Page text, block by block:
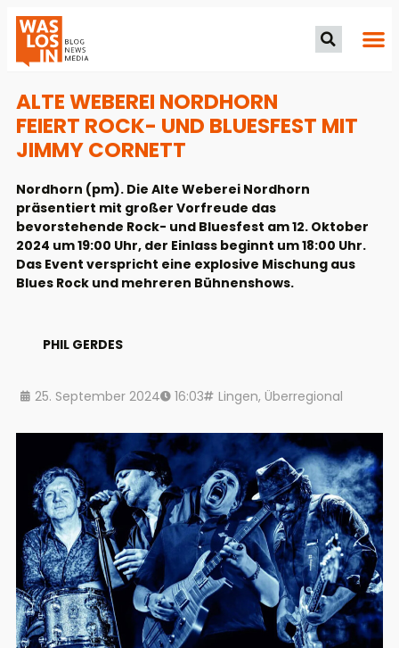
ALTE WEBEREI NORDHORN
FEIERT ROCK- UND BLUESFEST MIT
JIMMY CORNETT
Nordhorn (pm). Die Alte Weberei Nordhorn
präsentiert mit großer Vorfreude das
bevorstehende Rock- und Bluesfest am 12. Oktober
2024 um 19:00 Uhr, der Einlass beginnt um 18:00 Uhr.
Das Event verspricht eine explosive Mischung aus
Blues Rock und mehreren Bühnenshows.
PHIL GERDES
25. September 2024 16:03 Lingen, Überregional